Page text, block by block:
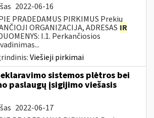
2022-06-16
PRADEDAMUS PIRKIMUS Prekių
ORGANIZACIJA, ADRESAS IR
I.1. Perkančiosios
Viešieji pirkimai
sistemos plėtros bei
paslaugų įsigijimo viešasis
2022-06-17